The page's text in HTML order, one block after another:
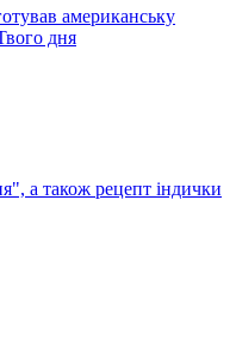
американську
дня
а також рецепт індички